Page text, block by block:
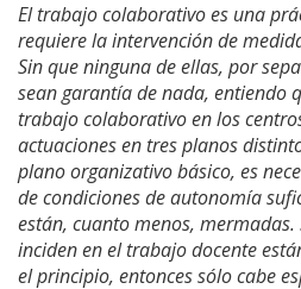
El trabajo colaborativo es una
requiere la intervención de
Sin que ninguna de ellas, por
sean garantía de nada, entiendo
trabajo colaborativo en los
actuaciones en tres planos
plano organizativo básico, es
de condiciones de autonomía
están, cuanto menos, mermadas.
inciden en el trabajo docente
el principio, entonces sólo cabe